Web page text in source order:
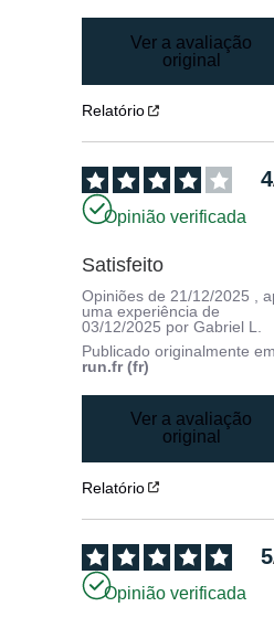
Ver a avaliação
original
Relatório
4
Opinião verificada
Satisfeito
Opiniões de 21/12/2025
,
uma experiência de
03/12/2025 porGabriel L.
Publicado originalmente
run.fr (fr)
Ver a avaliação
original
Relatório
5
Opinião verificada